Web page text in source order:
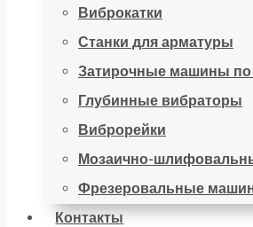
Виброкатки
Станки для арматуры
Затирочные машины по
Глубинные вибраторы
Виброрейки
Мозаично-
Фрезеровальные
Контакты